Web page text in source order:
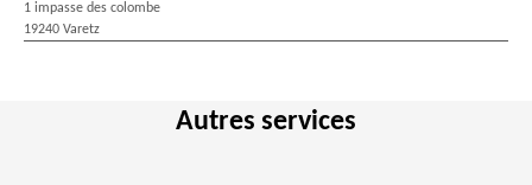
1 impasse des colombe
19240 Varetz
Autres services